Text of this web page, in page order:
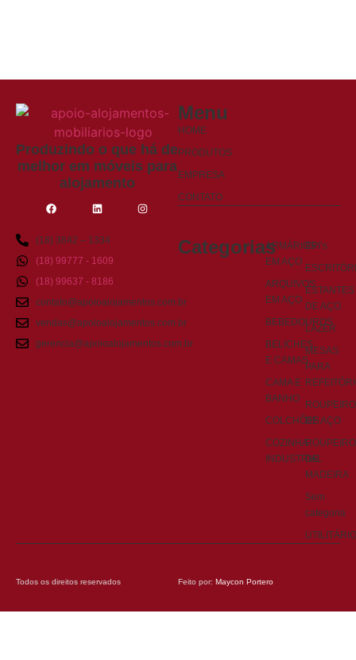
Produzindo o que há de
melhor em móveis para
alojamento
(18) 3642 – 1334
(18) 99777 - 1609
(18) 99637 - 8186
contato@apoioalojamentos.com.br
vendas@apoioalojamentos.com.br
gerencia@apoioalojamentos.com.br
Menu
HOME
PRODUTOS
EMPRESA
CONTATO
CategoriasARMÁRIOS
EM AÇO
ARQUIVOS
EM AÇO
BEBEDOUROS
BELICHES
E CAMAS
CAMA E
BANHO
COLCHÕES
COZINHA
INDUSTRIAL
EPI’s
ESTANTES
DE AÇO
LAZER
MESAS
PARA
DE AÇO
DE
MADEIRA
Sem
categoria
Todos os direitos reservados Feito por: Maycon Portero